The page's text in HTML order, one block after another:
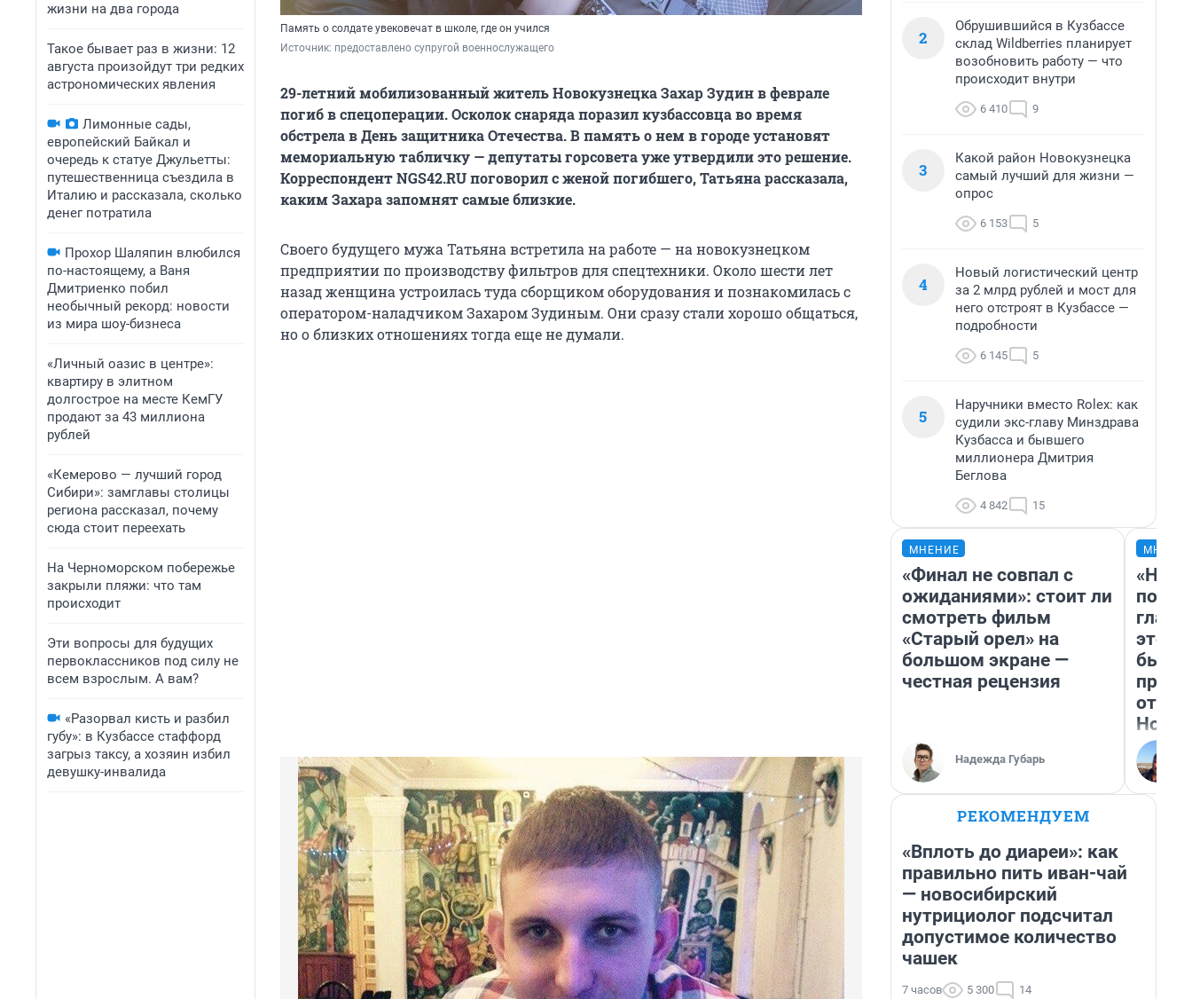
жизни на два города
Такое бывает раз в жизни: 12
августа произойдут три редких
астрономических явления
Лимонные сады,
европейский Байкал и
очередь к статуе Джульетты:
путешественница съездила в
Италию и рассказала, сколько
денег потратила
Прохор Шаляпин влюбился
по-настоящему, а Ваня
Дмитриенко побил
необычный рекорд: новости
из мира шоу-бизнеса
«Личный оазис в центре»:
квартиру в элитном
долгострое на месте КемГУ
продают за 43 миллиона
рублей
«Кемерово — лучший город
Сибири»: замглавы столицы
региона рассказал, почему
сюда стоит переехать
На Черноморском побережье
закрыли пляжи: что там
происходит
Эти вопросы для будущих
первоклассников под силу не
всем взрослым. А вам?
«Разорвал кисть и разбил
губу»: в Кузбассе стаффорд
загрыз таксу, а хозяин избил
девушку-инвалида
Память о солдате увековечат в школе, где он учился
Источник: предоставлено супругой военнослужащего
29-летний мобилизованный житель Новокузнецка Захар Зудин в феврале
погиб в спецоперации. Осколок снаряда поразил кузбассовца во время
обстрела в День защитника Отечества. В память о нем в городе установят
мемориальную табличку — депутаты горсовета уже утвердили это решение.
Корреспондент NGS42.RU поговорил с женой погибшего, Татьяна рассказала,
каким Захара запомнят самые близкие.
Своего будущего мужа Татьяна встретила на работе — на новокузнецком
предприятии по производству фильтров для спецтехники. Около шести лет
назад женщина устроилась туда сборщиком оборудования и познакомилась с
оператором-наладчиком Захаром Зудиным. Они сразу стали хорошо общаться,
но о близких отношениях тогда еще не думали.
2
Обрушившийся в Кузбассе
склад Wildberries планирует
возобновить работу — что
происходит внутри
6 410 9
3
Какой район Новокузнецка
самый лучший для жизни —
опрос
6 153 5
4
Новый логистический центр
за 2 млрд рублей и мост для
него отстроят в Кузбассе —
подробности
6 145 5
5
Наручники вместо Rolex: как
судили экс-главу Минздрава
Кузбасса и бывшего
миллионера Дмитрия
Беглова
4 842 15
МНЕНИЕ
«Финал не совпал с
ожиданиями»: стоит ли
смотреть фильм
«Старый орел» на
большом экране —
честная рецензия
Надежда Губарь
этого
бьет
РЕКОМЕНДУЕМ
«Вплоть до диареи»: как
правильно пить иван-чай
— новосибирский
нутрициолог подсчитал
допустимое количество
чашек
7 часов 5 300 14